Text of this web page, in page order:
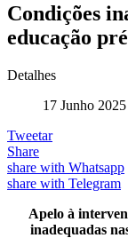
Condições
educação
Detalhes
17 Junho 2025
Tweetar
Share
share with Whatsapp
share with Telegram
Apelo à
inadequadas